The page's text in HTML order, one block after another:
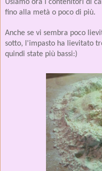
Usiamo ora i contenitori di
fino alla metà o poco di più.
Anche se vi sembra poco
sotto, l'impasto ha lievitato
quindi state più bassi:)